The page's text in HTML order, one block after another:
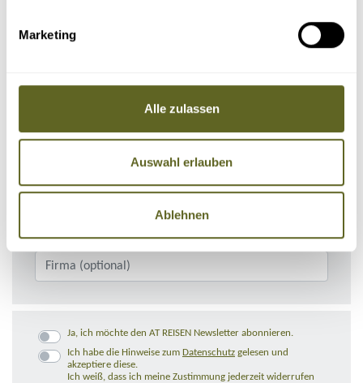
Marketing
Alle zulassen
Auswahl erlauben
Ablehnen
Ja, ich möchte den AT REISEN Newsletter abonnieren.
Ich habe die Hinweise zum Datenschutz gelesen und
akzeptiere diese.
Ich weiß, dass ich meine Zustimmung jederzeit widerrufen